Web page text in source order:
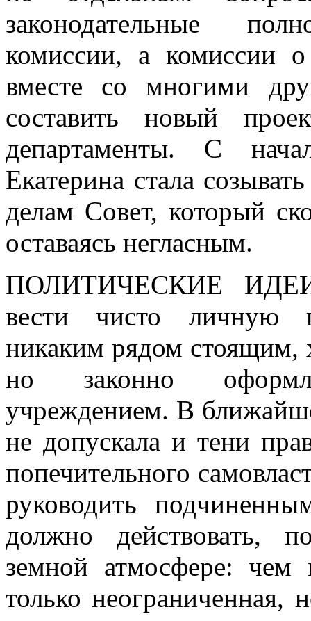
законодательные
комиссии, а комиссии
вместе со многими
составить новый
департаменты. С
Екатерина стала
делам Совет, который
оставаясь негласным.
ПОЛИТИЧЕСКИЕ
вести чисто личную
никаким рядом стоящим,
но законно
учреждением. В
не допускала и тени
попечительного
руководить
должно действовать,
земной атмосфере:
только неограниченная,